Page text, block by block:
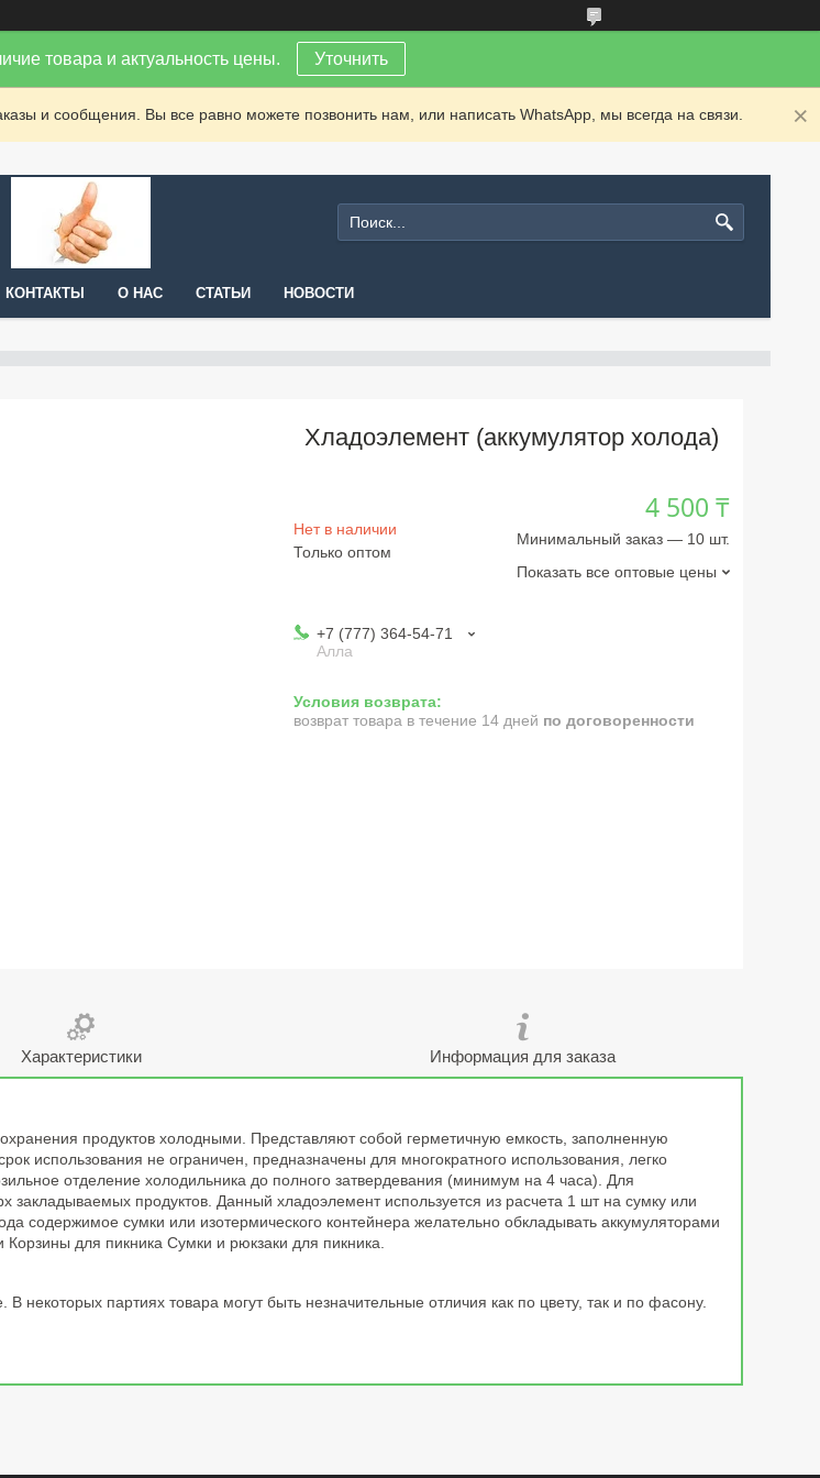
товара и актуальность цены. Уточнить
и сообщения. Вы все равно можете позвонить нам, или написать WhatsApp, мы всегда на связи.
КОНТАКТЫ О НАС СТАТЬИ НОВОСТИ
Хладоэлемент (аккумулятор холода)
Нет в наличии
Только оптом
4 500 ₸
Минимальный заказ — 10 шт.
Показать все оптовые цены
+7 (777) 364-54-71
Алла
возврат товара в течение 14 дней по договоренности
Характеристики Информация для заказа
продуктов холодными. Представляют собой герметичную емкость, заполненную
использования не ограничен, предназначены для многократного использования, легко
отделение холодильника до полного затвердевания (минимум на 4 часа). Для
продуктов. Данный хладоэлемент используется из расчета 1 шт на сумку или
содержимое сумки или изотермического контейнера желательно обкладывать аккумуляторами
для пикника Сумки и рюкзаки для пикника.
партиях товара могут быть незначительные отличия как по цвету, так и по фасону.